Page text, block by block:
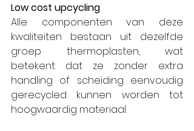
Low cost upcycling
Alle componenten van deze
kwaliteiten bestaan uit dezelfde
groep thermoplasten, wat
betekent dat ze zonder extra
handling of scheiding eenvoudig
gerecycled kunnen worden tot
hoogwaardig materiaal.